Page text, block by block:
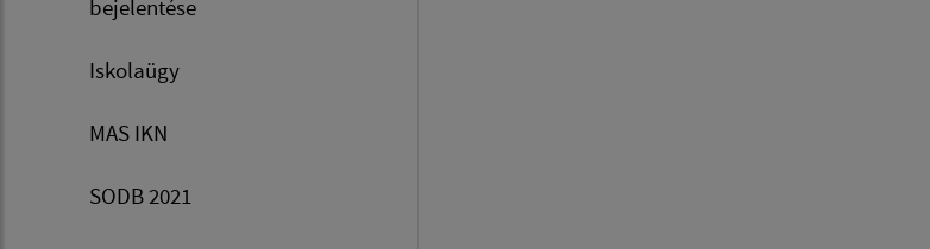
bejelentése
Iskolaügy
MAS IKN
SODB 2021